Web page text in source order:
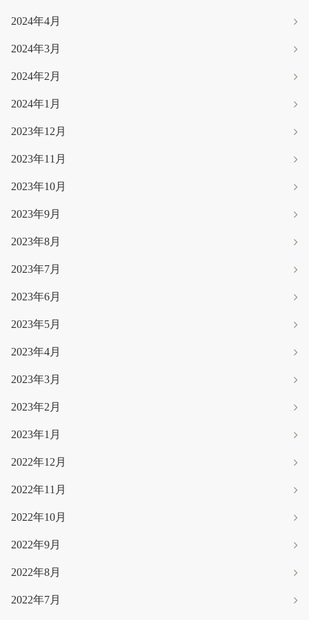
2024年4月
2024年3月
2024年2月
2024年1月
2023年12月
2023年11月
2023年10月
2023年9月
2023年8月
2023年7月
2023年6月
2023年5月
2023年4月
2023年3月
2023年2月
2023年1月
2022年12月
2022年11月
2022年10月
2022年9月
2022年8月
2022年7月